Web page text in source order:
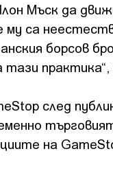
Мъск да
са
борсов
след
на